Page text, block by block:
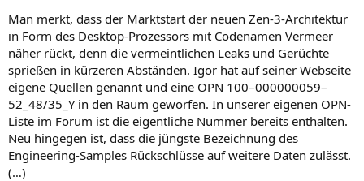
Man merkt, dass der Marktstart der neuen Zen-3-Architektur
in Form des Desktop-Prozessors mit Codenamen Vermeer
näher rückt, denn die vermeintlichen Leaks und Gerüchte
sprießen in kürzeren Abständen. Igor hat auf seiner Webseite
eigene Quellen genannt und eine OPN 100–000000059–
52_48/35_Y in den Raum geworfen. In unserer eigenen OPN-
Liste im Forum ist die eigentliche Nummer bereits enthalten.
Neu hingegen ist, dass die jüngste Bezeichnung des
Engineering-Samples Rückschlüsse auf weitere Daten zulässt.
(…)